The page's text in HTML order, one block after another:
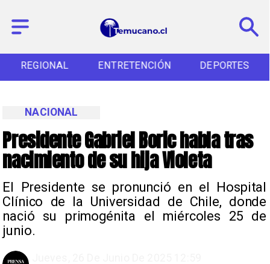
REGIONAL ENTRETENCIÓN DEPORTES
Presidente Gabriel Boric habla tras
nacimiento de su hija Violeta
El Presidente se pronunció en el Hospital
Clínico de la Universidad de Chile, donde
nació su primogénita el miércoles 25 de
junio.
NACIONAL